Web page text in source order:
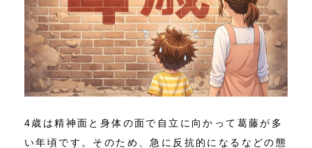
4歳は精神面と身体の面で自立に向かって葛藤が多
い年頃です。そのため、急に反抗的になるなどの態